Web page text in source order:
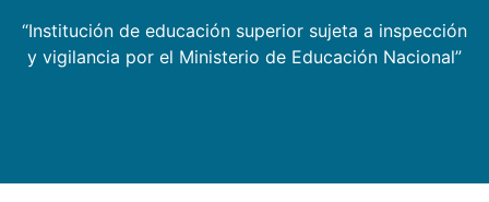
“Institución de educación superior sujeta a inspección
y vigilancia por el Ministerio de Educación Nacional”